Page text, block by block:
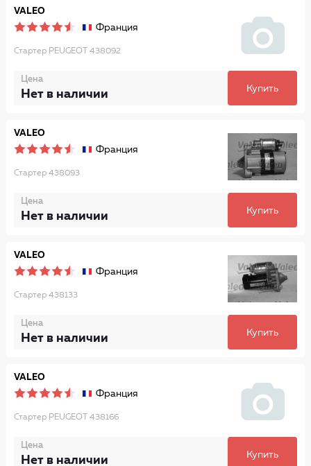
VALEO
Франция
Стартер PEUGEOT 438092
Цена
Нет в наличии Купить
VALEO
Франция
Стартер 438093
Цена
Нет в наличии Купить
VALEO
Франция
Стартер 438133
Цена
Нет в наличии Купить
VALEO
Франция
Стартер PEUGEOT 438166
Цена
Нет в наличии Купить